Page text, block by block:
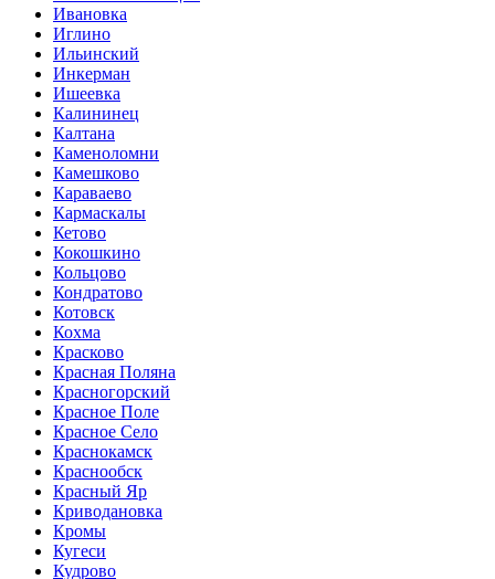
Ивановка
Иглино
Ильинский
Инкерман
Ишеевка
Калининец
Калтана
Каменоломни
Камешково
Караваево
Кармаскалы
Кетово
Кокошкино
Кольцово
Кондратово
Котовск
Кохма
Красково
Красная Поляна
Красногорский
Красное Поле
Красное Село
Краснокамск
Краснообск
Красный Яр
Криводановка
Кромы
Кугеси
Кудрово